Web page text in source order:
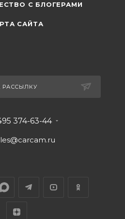
С БЛОГЕРАМИ
САЙТА
РАССЫЛКУ
374-63-44